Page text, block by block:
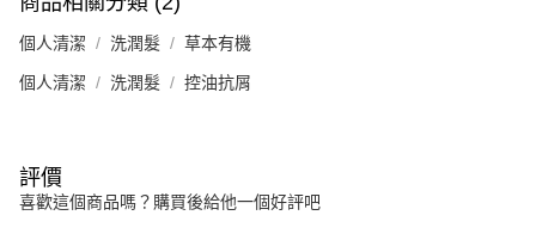
個人清潔 洗潤髮 草本有機
個人清潔 洗潤髮 控油抗屑
評價
喜歡這個商品嗎？購買後給他一個好評吧